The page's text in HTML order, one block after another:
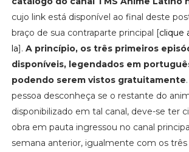
cujo link está disponível ao final deste
braço de sua contraparte principal [clique
la]. A princípio, os três primeiros
disponíveis, legendados em
podendo serem vistos gratuitamente
pessoa desconheça se o restante do
disponibilizado em tal canal, deve-se ter
obra em pauta ingressou no canal
semana anterior, igualmente com os